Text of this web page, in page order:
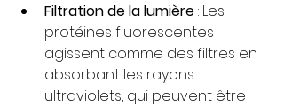
Filtration de la lumière : Les
protéines fluorescentes
agissent comme des filtres en
absorbant les rayons
ultraviolets, qui peuvent être